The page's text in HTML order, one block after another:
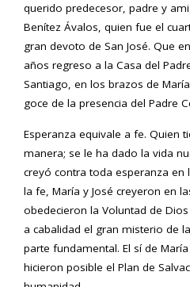
querido predecesor, padre y
Benítez Ávalos, quien fue el
gran devoto de San José. Que
años regreso a la Casa del
Santiago, en los brazos de
goce de la presencia del Padre
Esperanza equivale a fe. Quien
manera; se le ha dado la vida
creyó contra toda esperanza
la fe, María y José creyeron en
obedecieron la Voluntad de
a cabalidad el gran misterio de
parte fundamental. El sí de
hicieron posible el Plan de